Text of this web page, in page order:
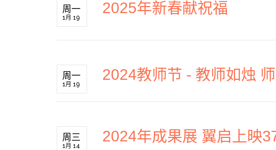
周一
1月 19
2025年新春献祝福
周一
1月 19
2024教师节 - 教师如烛
周三
1月 14
2024年成果展 翼启上映